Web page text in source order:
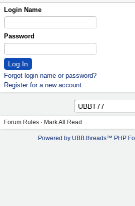
Login Name
Password
Forgot login name or password?
Register for a new account
Forum Rules · Mark All Read
Powered by UBB.threads™ PHP